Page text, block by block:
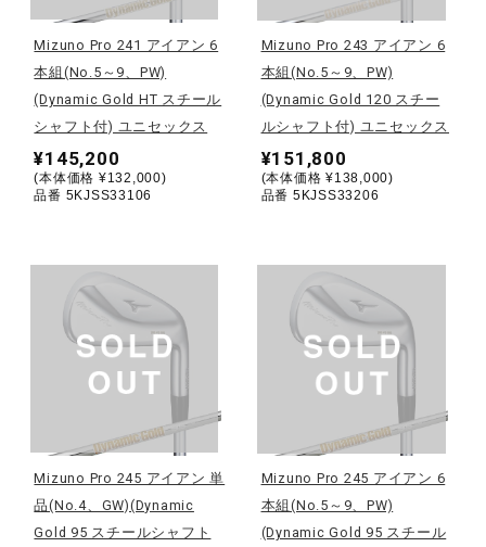
ワーキング
ウォーキングシューズ
ライフスタイルグッズ
寝具／ミズノスリープ
アウトドア／レイン
サポーター
Mizuno Pro 241 アイアン 6
本組(No.5～9、PW)
(Dynamic Gold HT スチール
シャフト付) ユニセックス
¥145,200
(本体価格 ¥132,000)
品番 5KJSS33106
Mizuno Pro 243 アイアン 6
本組(No.5～9、PW)
(Dynamic Gold 120 スチー
ルシャフト付) ユニセックス
¥151,800
(本体価格 ¥138,000)
品番 5KJSS33206
Mizuno Pro 245 アイアン 単
品(No.4、GW)(Dynamic
Gold 95 スチールシャフト
Mizuno Pro 245 アイアン 6
本組(No.5～9、PW)
(Dynamic Gold 95 スチール